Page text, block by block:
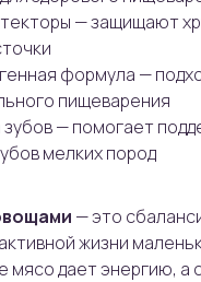
— защищают
формула —
пищеварения
— помогает
мелких пород
— это
жизни
мясо дает энергию, а